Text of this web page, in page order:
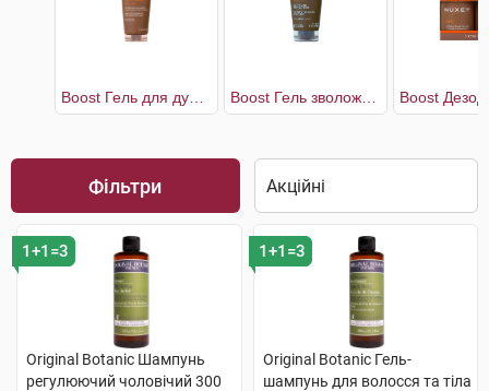
Фільтри
1+1=3
Original Botanic Шампунь
регулюючий чоловічий 300
1+1=3
Original Botanic Гель-
шампунь для волосся та тіла